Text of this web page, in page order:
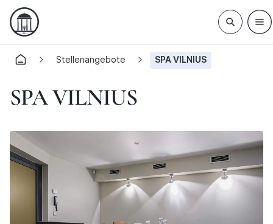
Stellenangebote SPA VILNIUS
SPA VILNIUS